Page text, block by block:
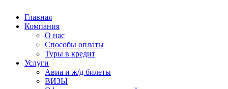
Главная
Компания
О нас
Способы оплаты
Туры в кредит
Услуги
Авиа и ж/д билеты
ВИЗЫ